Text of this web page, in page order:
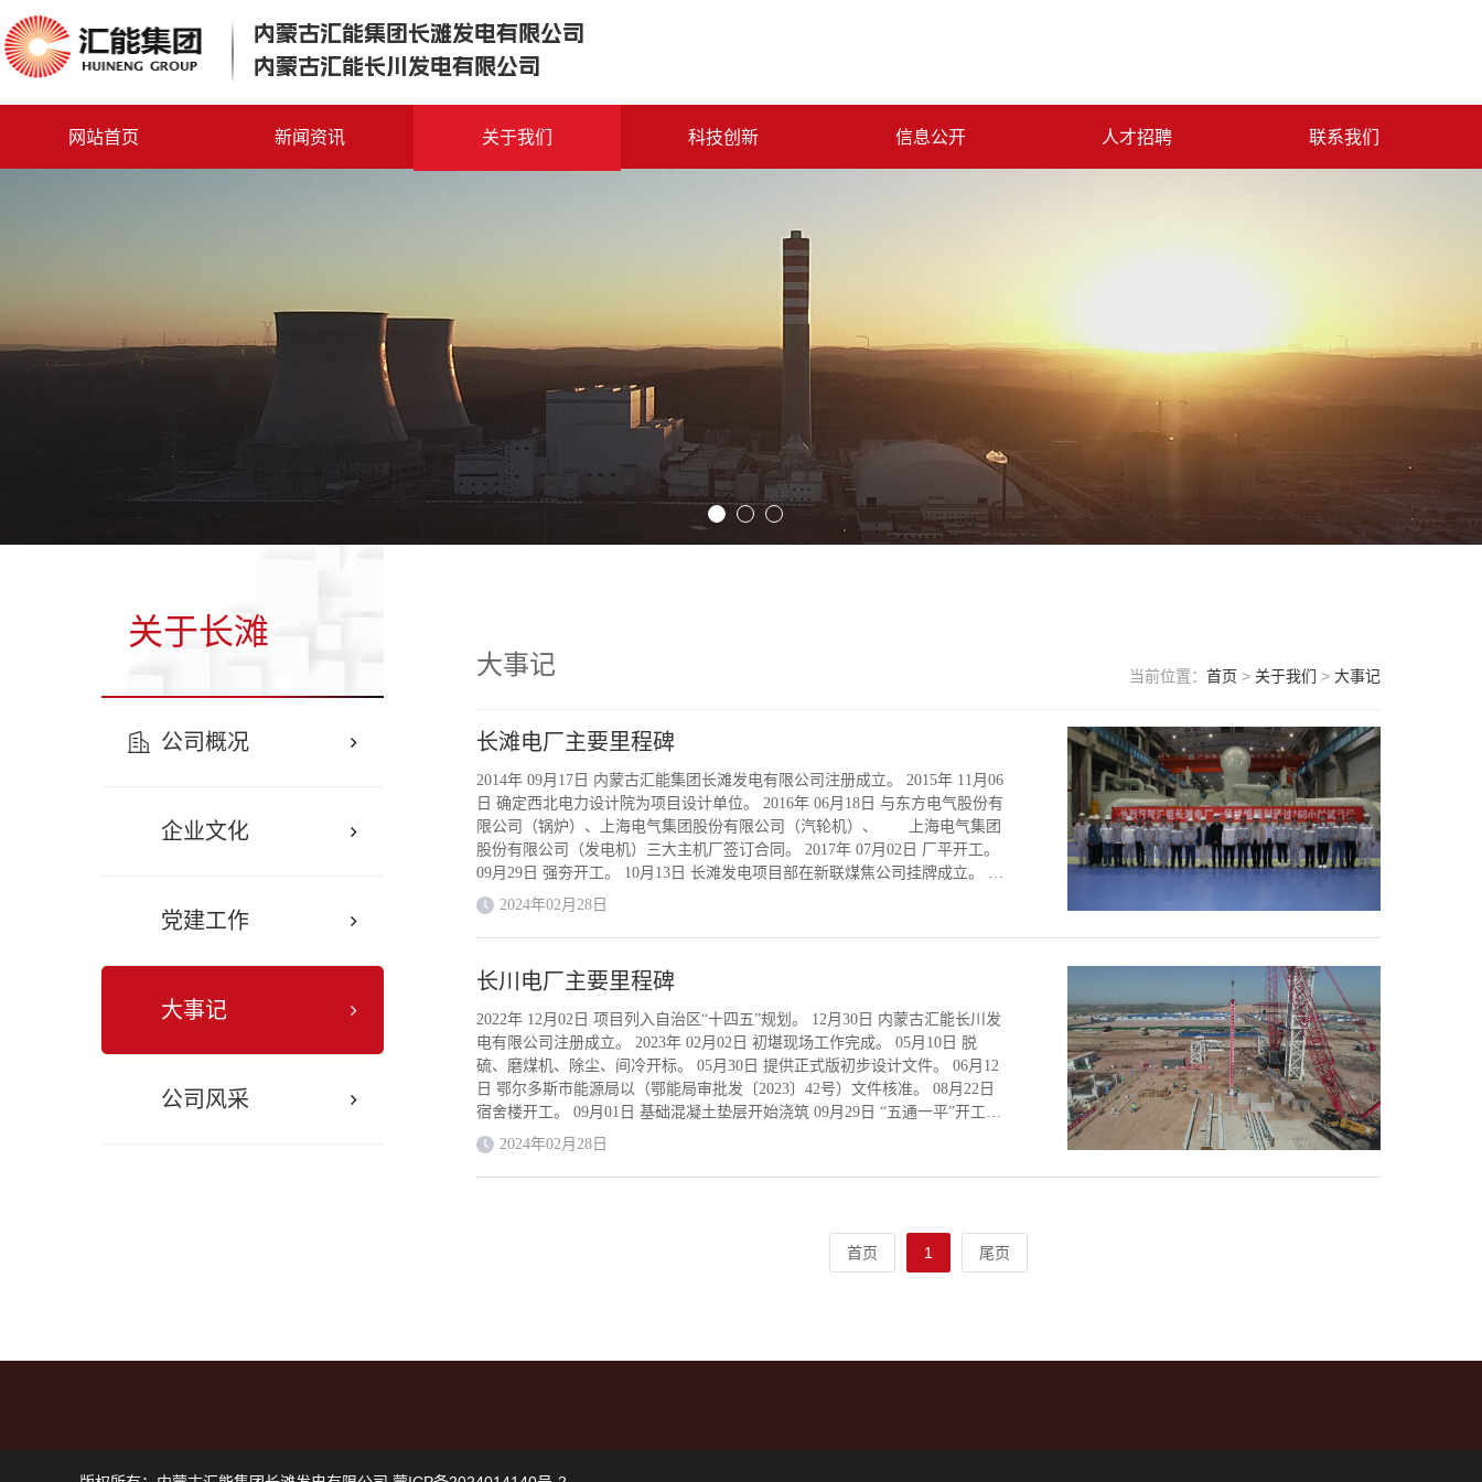
内蒙古汇能集团长滩发电有限公司
内蒙古汇能长川发电有限公司
网站首页 新闻资讯 关于我们 科技创新 信息公开 人才招聘 联系我们
关于长滩
公司概况
企业文化
党建工作
大事记
公司风采
大事记 当前位置： 首页 > 关于我们 > 大事记
长滩电厂主要里程碑
2014年 09月17日 内蒙古汇能集团长滩发电有限公司注册成立。 2015年 11月06
日 确定西北电力设计院为项目设计单位。 2016年 06月18日 与东方电气股份有
限公司（锅炉）、上海电气集团股份有限公司（汽轮机）、 上海电气集团
股份有限公司（发电机）三大主机厂签订合同。 2017年 07月02日 厂平开工。
09月29日 强夯开工。 10月13日 长滩发电项目部在新联煤焦公司挂牌成立。 10
月27日 内蒙古自治区发展和改革委员会以《关于内蒙古汇能集团长滩发电有限
公司2×66万千瓦新建机组工程 项目核准的批复》（内发改能源字〔2017〕
1269号）核准长滩发电项目。 11月01日 内蒙古汇能煤电集团有限公司以《关
于王小勋等同志的任免决定》（内汇煤电字〔2017〕85号）对王小勋 同志
进行任命。 11月28日 试桩开工。 2018年 01月03日 内蒙古汇能煤电集团有限
公司以《关于长滩发电有限公司2×66万千瓦超超临界新建项目首批基建人员聘
任 的批复》（内汇煤电发〔2018〕1号）对长滩发电项目部首批55人进行
任命。 02月25日 与上海电力监理咨询有限公司签订监理合同，与上海中监电
气监检有限公司签订设备监造合同。 04月14日 长滩发电项目部搬迁至薛家湾
镇业林沟村。 05月17日 长滩发电项目开工动员大会启动。 06月02日 五通一平
浙江火电（B标段）、安徽电建二公司（C标段）签订施工合同。 08月05日 主
厂房土方开挖。 09月15日 主厂房浇筑第一方混凝土。 12月26日 长滩发电项目
顶。 07月20日 烟囱筒身浇筑到顶，总高度为235米。 08月19日 汽机房钢屋架
吊装完成。 10月12日 一号间冷塔混凝土筒体浇筑到顶。 11月18日 二号间冷塔
10月25日 二号汽轮机冲转定速完成。 2022年 11月30日 一、二号机组灵活性改
2024年02月28日
长川电厂主要里程碑
2022年 12月02日 项目列入自治区“十四五”规划。 12月30日 内蒙古汇能长川发
电有限公司注册成立。 2023年 02月02日 初堪现场工作完成。 05月10日 脱
硫、磨煤机、除尘、间冷开标。 05月30日 提供正式版初步设计文件。 06月12
日 鄂尔多斯市能源局以（鄂能局审批发〔2023〕42号）文件核准。 08月22日
宿舍楼开工。 09月01日 基础混凝土垫层开始浇筑 09月29日 “五通一平”开工。
09月30日 一期灰场、SDDC开工。 2024年 02月15日 一号机组主厂房、锅炉房
开挖。 02月21日 二号锅炉房开挖。 03月01日 二号机组主厂房开挖。 03月21
日 一、二号机组主厂房基础浇筑第一罐混凝土。 05月10日 间冷塔基础出零
2024年02月28日
首页 1 尾页